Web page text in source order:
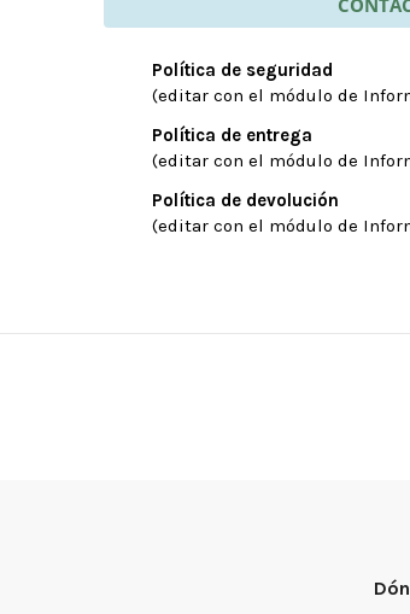
Política de seguridad
(editar con el módulo de
Política de entrega
(editar con el módulo de
Política de devolución
(editar con el módulo de